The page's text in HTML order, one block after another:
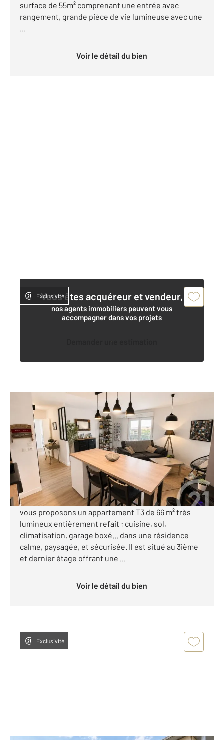
surface de 55m² comprenant une entrée avec
rangement, grande pièce de vie lumineuse avec une
...
Voir le détail du bien
Vous êtes acquéreur et vendeur,
nos agents immobiliers peuvent vous
accompagner dans vos projets
Demander une estimation
Exclusivité
TOULOUSE 31
65,78 m
, 3 pièces
Ref : 30355
Appartement F3 à vendre
175 000 €
Visiter le site dédié
TOULOUSE secteur Nord (sporting village), nous
vous proposons un appartement T3 de 66 m² très
lumineux entièrement refait : cuisine, sol,
climatisation, garage boxé... dans une résidence
calme, paysagée, et sécurisée. Il est situé au 3ième
et dernier étage offrant une ...
Voir le détail du bien
Exclusivité